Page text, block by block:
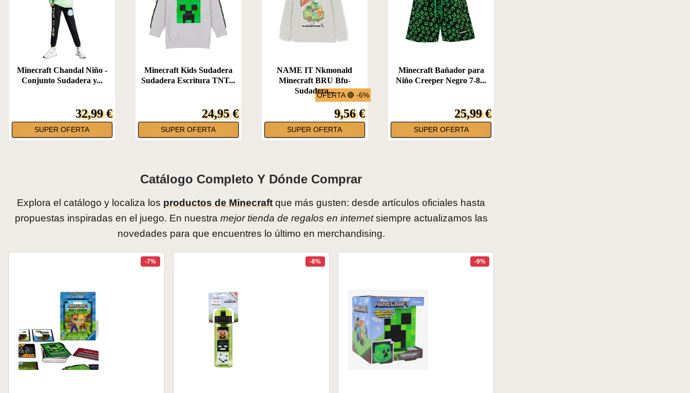
Minecraft Chandal Niño -
Conjunto Sudadera y...
32,99 €
SUPER OFERTA
Minecraft Kids Sudadera
Sudadera Escritura TNT...
24,95 €
SUPER OFERTA
OFERTA 🔴 -6%
NAME IT Nkmonald
Minecraft BRU Bfu-
Sudadera...
9,56 €
SUPER OFERTA
Minecraft Bañador para
Niño Creeper Negro 7-8...
25,99 €
SUPER OFERTA
Catálogo Completo Y Dónde Comprar
Explora el catálogo y localiza los productos de Minecraft que más gusten: desde artículos oficiales hasta
propuestas inspiradas en el juego. En nuestra mejor tienda de regalos en internetsiempre actualizamos las
novedades para que encuentres lo último en merchandising.
-7% -8% -9%